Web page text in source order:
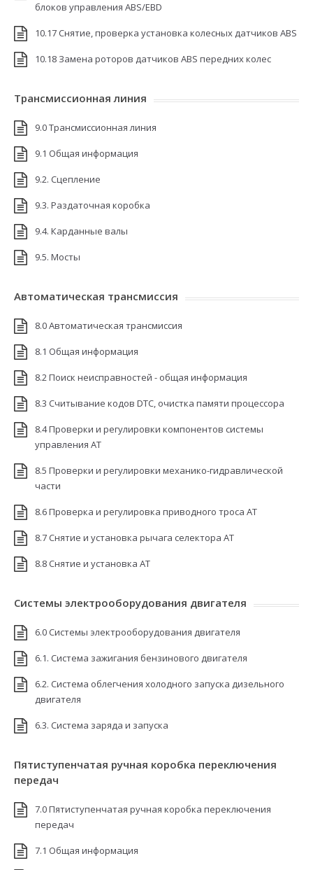
блоков управления ABS/EBD
10.17 Снятие, проверка установка колесных датчиков ABS
10.18 Замена роторов датчиков ABS передних колес
Трансмиссионная линия
9.0 Трансмиссионная линия
9.1 Общая информация
9.2. Сцепление
9.3. Раздаточная коробка
9.4. Карданные валы
9.5. Мосты
Автоматическая трансмиссия
8.0 Автоматическая трансмиссия
8.1 Общая информация
8.2 Поиск неисправностей - общая информация
8.3 Считывание кодов DTC, очистка памяти процессора
8.4 Проверки и регулировки компонентов системы
управления АТ
8.5 Проверки и регулировки механико-гидравлической
части
8.6 Проверка и регулировка приводного троса АТ
8.7 Снятие и установка рычага селектора АТ
8.8 Снятие и установка АТ
Системы электрооборудования двигателя
6.0 Системы электрооборудования двигателя
6.1. Система зажигания бензинового двигателя
6.2. Система облегчения холодного запуска дизельного
двигателя
6.3. Система заряда и запуска
Пятиступенчатая ручная коробка переключения
передач
7.0 Пятиступенчатая ручная коробка переключения
передач
7.1 Общая информация